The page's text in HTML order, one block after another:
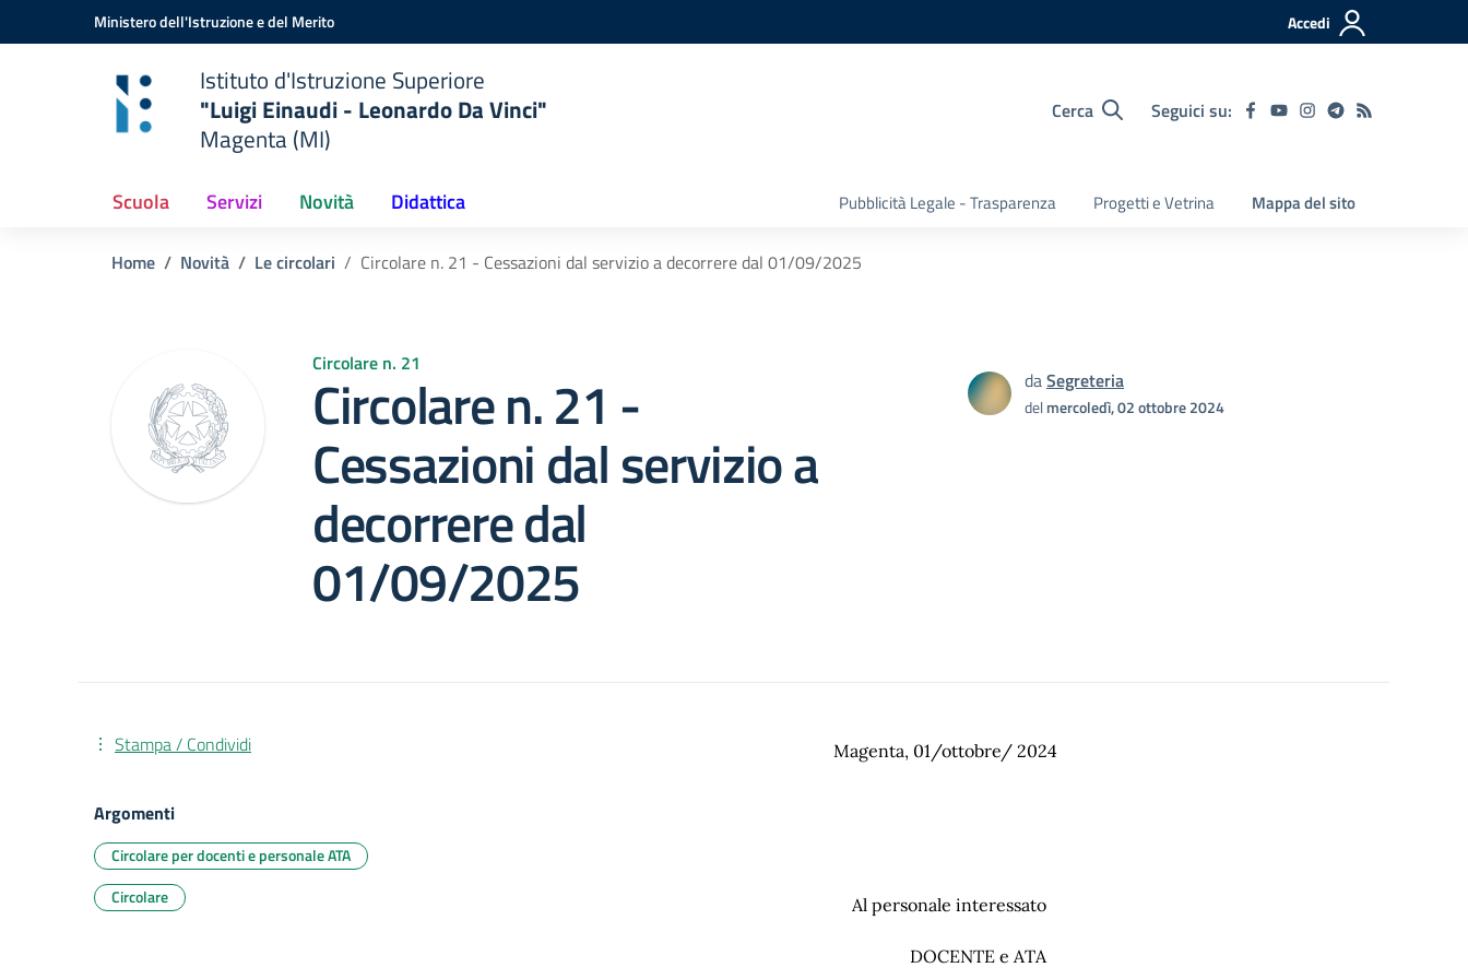
Vai ai contenuti
Vai al menu di navigazioneMinistero dell'Istruzione e del Merito Accedi
Istituto d'Istruzione Superiore
"Luigi Einaudi - Leonardo Da Vinci"
Magenta (MI)
Cerca Seguici su:
Scuola Servizi Novità Didattica Pubblicità Legale - Trasparenza Progetti e Vetrina Mappa del sito
Home Novità Le circolari Circolare n. 21 - Cessazioni dal servizio a decorrere dal 01/09/2025
Circolare n. 21
Circolare n. 21 -
Cessazioni dal servizio a
decorrere dal
01/09/2025
daSegreteria
delmercoledì, 02 ottobre 2024
Magenta, 01/ottobre/ 2024
Al personale interessato
DOCENTE e ATA
Stampa / Condividi
Argomenti
Circolare per docenti e personale ATA
Circolare